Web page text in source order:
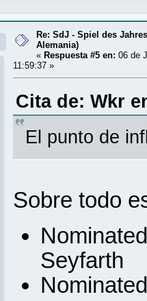
Re: SdJ - Spiel des
Alemania)
« Respuesta #5 en: 06 de
11:59:37 »
Cita de: Wkr
El punto de
Sobre todo
Seyfarth